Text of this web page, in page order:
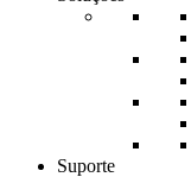
Suporte